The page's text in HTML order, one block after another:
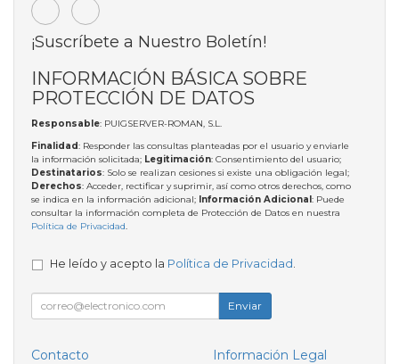
¡Suscríbete a Nuestro Boletín!
INFORMACIÓN BÁSICA SOBRE
PROTECCIÓN DE DATOS
Responsable: PUIGSERVER-ROMAN, S.L.
Finalidad: Responder las consultas planteadas por el usuario y enviarle
la información solicitada; Legitimación: Consentimiento del usuario;
Destinatarios: Solo se realizan cesiones si existe una obligación legal;
Derechos: Acceder, rectificar y suprimir, así como otros derechos, como
se indica en la información adicional; Información Adicional: Puede
consultar la información completa de Protección de Datos en nuestra
Política de Privacidad.
He leído y acepto la Política de Privacidad
Enviar
Contacto Información Legal